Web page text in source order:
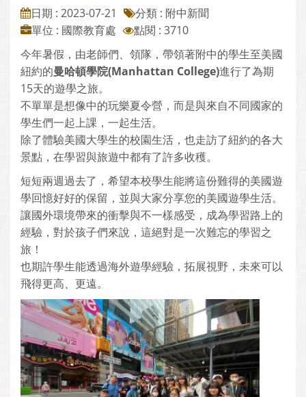
日期 : 2023-07-21
分類 : 附中新聞
單位 : 國際教育處
點閱 : 3710
今年暑假，由老師們、領隊，帶領著附中的學生至美國
紐約的曼哈頓學院(Manhattan College)進行了為期
15天的遊學之旅。
不單單是想像中的玩樂夏令營，而是與來自不同國家的
學生們一起上課，一起生活。
除了體驗美國大學生的校園生活，也走訪了紐約的各大
景點，在學習與旅遊中都有了許多收穫。
短短兩週過去了，希望本校學生能將這份難得的美國遊
學回憶好好的保留，並與大家分享您的美國遊學生活。
讓國外環境帶來的衝擊與不一樣感受，成為學習路上的
經驗，對於孩子們來說，這絕對是一次難忘的學習之
旅！
也期許學生能透過海外遊學經驗，拓展視野，未來可以
飛得更高、更遠。